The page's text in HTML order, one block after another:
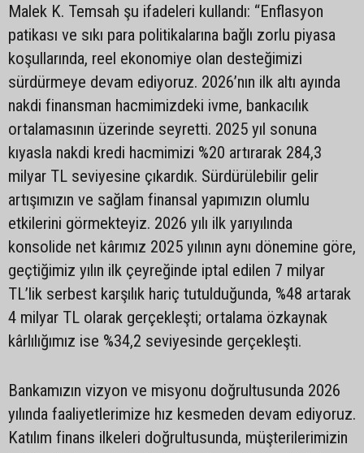
Malek K. Temsah şu ifadeleri kullandı: “Enflasyon
patikası ve sıkı para politikalarına bağlı zorlu piyasa
koşullarında, reel ekonomiye olan desteğimizi
sürdürmeye devam ediyoruz. 2026’nın ilk altı ayında
nakdi finansman hacmimizdeki ivme, bankacılık
ortalamasının üzerinde seyretti. 2025 yıl sonuna
kıyasla nakdi kredi hacmimizi %20 artırarak 284,3
milyar TL seviyesine çıkardık. Sürdürülebilir gelir
artışımızın ve sağlam finansal yapımızın olumlu
etkilerini görmekteyiz. 2026 yılı ilk yarıyılında
konsolide net kârımız 2025 yılının aynı dönemine göre,
geçtiğimiz yılın ilk çeyreğinde iptal edilen 7 milyar
TL’lik serbest karşılık hariç tutulduğunda, %48 artarak
4 milyar TL olarak gerçekleşti; ortalama özkaynak
kârlılığımız ise %34,2 seviyesinde gerçekleşti.
Bankamızın vizyon ve misyonu doğrultusunda 2026
yılında faaliyetlerimize hız kesmeden devam ediyoruz.
Katılım finans ilkeleri doğrultusunda, müşterilerimizin